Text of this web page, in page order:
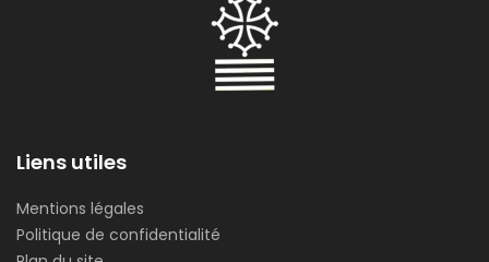
Liens utiles
Mentions légales
Politique de confidentialité